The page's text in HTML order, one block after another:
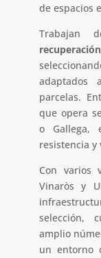
de espacios
Trabajan
parcelas.
que opera
o Gallega,
resistencia y
Con varios
Vinaròs y
selección,
amplio
un entorno